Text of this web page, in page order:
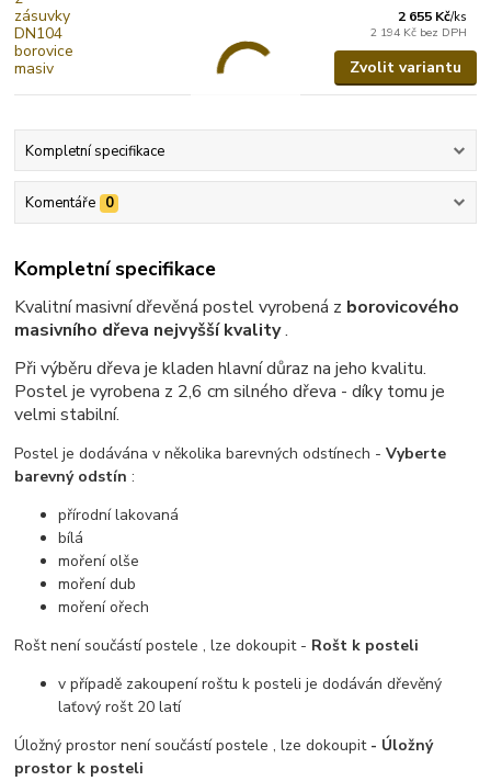
2 655 Kč/ks
2 194 Kč bez DPH
Zvolit variantu
Kompletní specifikace
Komentáře 0
Kompletní specifikace
Kvalitní masivní dřevěná postel vyrobená z borovicového
masivního dřeva nejvyšší kvality.
Při výběru dřeva je kladen hlavní důraz na jeho kvalitu.
Postel je vyrobena z 2,6 cm silného dřeva - díky tomu je
velmi stabilní.
Postel je dodávána v několika barevných odstínech -Vyberte
barevný odstín :
přírodní lakovaná
bílá
moření olše
moření dub
moření ořech
Rošt není součástí postele , lze dokoupit - Rošt k posteli
v případě zakoupení roštu k posteli je dodáván dřevěný
laťový rošt 20 latí
Úložný prostor není součástí postele , lze dokoupit- Úložný
prostor k posteli